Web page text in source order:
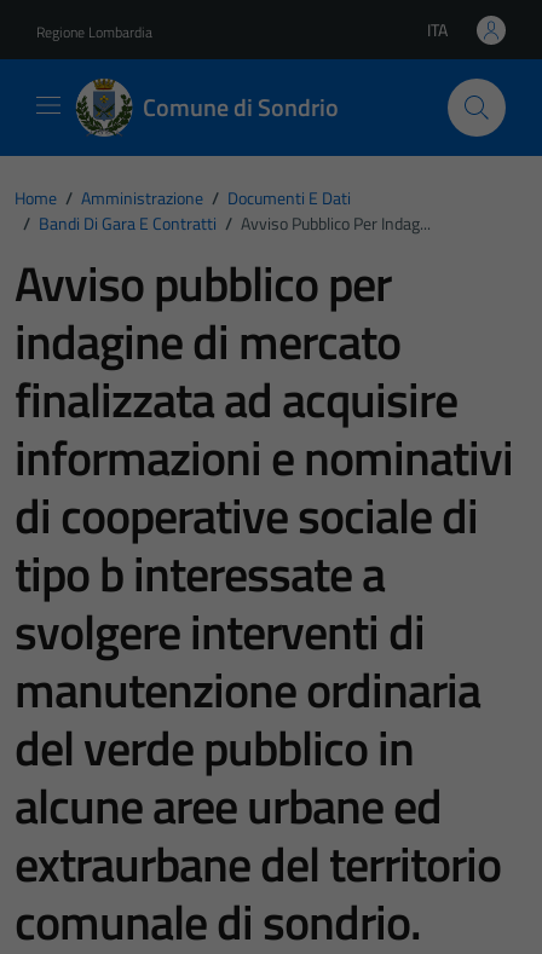
Regione Lombardia Lingua attiva:
ITA
Comune di Sondrio
Home / Amministrazione / Documenti E Dati
/ Bandi Di Gara E Contratti / Avviso Pubblico Per Indag...
Avviso pubblico per
indagine di mercato
finalizzata ad acquisire
informazioni e nominativi
di cooperative sociale di
tipo b interessate a
svolgere interventi di
manutenzione ordinaria
del verde pubblico in
alcune aree urbane ed
extraurbane del territorio
comunale di sondrio.